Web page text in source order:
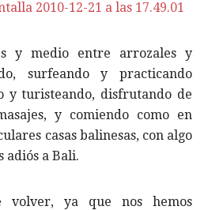
y medio entre arrozales y
surfeando y practicando
y turisteando, disfrutando de
y comiendo como en
casas balinesas, con algo
adiós a Bali.
volver, ya que nos hemos